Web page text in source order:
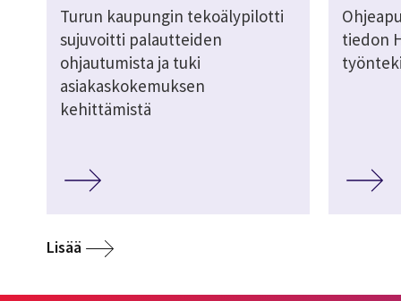
Turun kaupungin tekoälypilotti
sujuvoitti palautteiden
ohjautumista ja tuki
asiakaskokemuksen
kehittämistä
tiedon
Lisää